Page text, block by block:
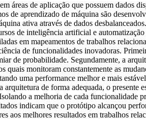
áreas de aplicação que possuem dados
de aprendizado de máquina são
ativa através de dados
de inteligência artificial e
em mapeamentos de trabalhos
de funcionalidades inovadoras.
de probabilidade. Segundamente, a
quais monitoram constantemente as
uma performance melhor e mais
de forma adequada, o
a melhoria de cada
indicam que o protótipo alcançou
aos melhores resultados em trabalhos